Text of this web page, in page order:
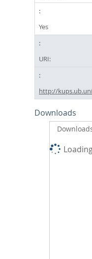
Yes
URI:
http://
Downloads